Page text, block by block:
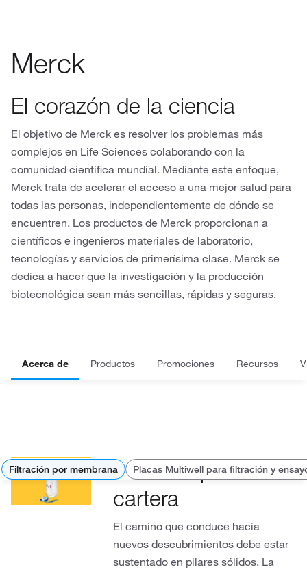
Merck
El corazón de la ciencia
El objetivo de Merck es resolver los problemas más
complejos en Life Sciences colaborando con la
comunidad científica mundial. Mediante este enfoque,
Merck trata de acelerar el acceso a una mejor salud para
todas las personas, independientemente de dónde se
encuentren. Los productos de Merck proporcionan a
científicos e ingenieros materiales de laboratorio,
tecnologías y servicios de primerísima clase. Merck se
dedica a hacer que la investigación y la producción
biotecnológica sean más sencillas, rápidas y seguras.
Acerca de Productos Promociones Recursos
Filtración por membrana Placas Multiwell para filtración y
Una completa
cartera
El camino que conduce hacia
nuevos descubrimientos debe estar
sustentado en pilares sólidos. La